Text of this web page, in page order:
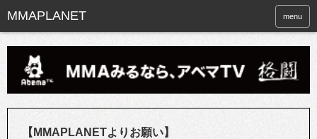
menu
【MMAPLANETよりお願い】